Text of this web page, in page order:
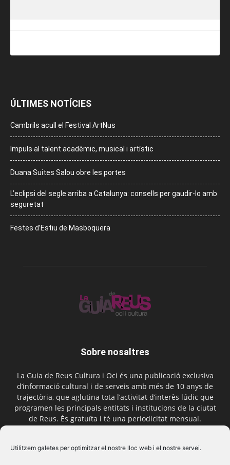
Utilitzem galetes per optimitzar el nostre lloc web i el nostre servei.
ÚLTIMES NOTÍCIES
Cambrils acull el Festival ArtNus
Impuls al talent acadèmic, musical i artístic
Duana Suites Salou obre les portes
L’eclipsi del segle arriba a Catalunya: consells per gaudir-lo amb
seguretat
Festes d’Estiu de Masboquera
Sobre nosaltres
La Guia de Reus Cultura i Oci és una publicació exclusiva
d’informació cultural i de serveis amb més de 10 anys de
trajectòria, que aglutina tota l’activitat d’interès lúdic que
programen les principals entitats i institucions de la ciutat
de Reus. És gratuïta i té una periodicitat mensual.